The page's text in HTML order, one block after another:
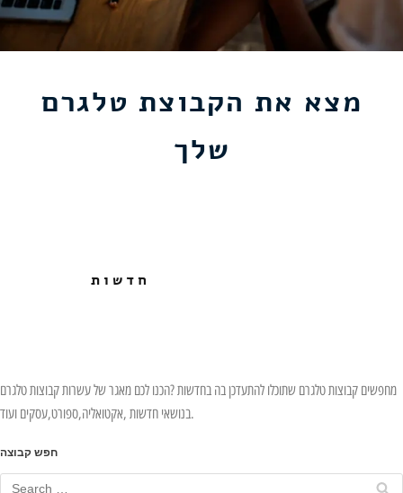
מצא את הקבוצת טלגרם
שלך
חדשות
מחפשים קבוצות טלגרם שתוכלו להתעדכן בה בחדשות ?הכנו לכם מאגר של עשרות קבוצות טלגרם
בנושאי חדשות ,אקטואליה,ספורט,עסקים ועוד.
חפש קבוצה